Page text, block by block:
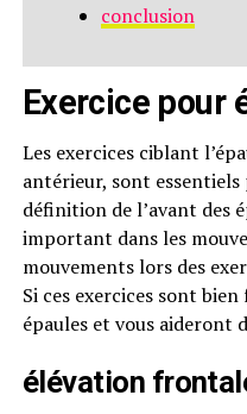
conclusion
Exercice pour
Les exercices ciblant
antérieur, sont
définition de l’avant des
important dans les
mouvements lors des
Si ces exercices sont
épaules et vous aideront
élévation